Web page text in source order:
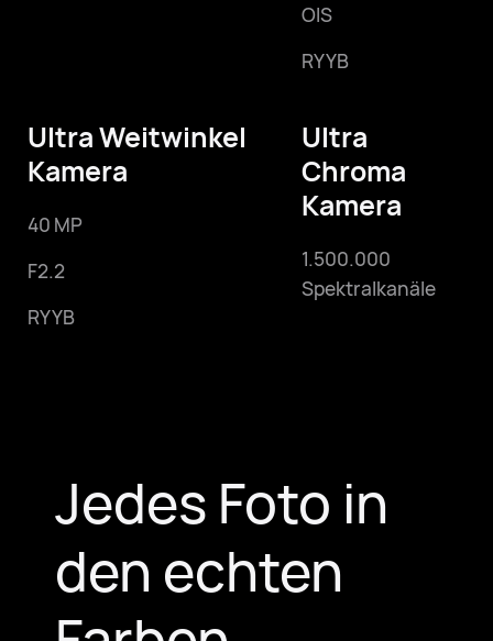
Ultra Weitwinkel
Kamera
40 MP
F2.2
RYYB
Ultra
Chroma
Kamera
1.500.000
Spektralkanäle
OIS
RYYB
Jedes Foto in
den echten